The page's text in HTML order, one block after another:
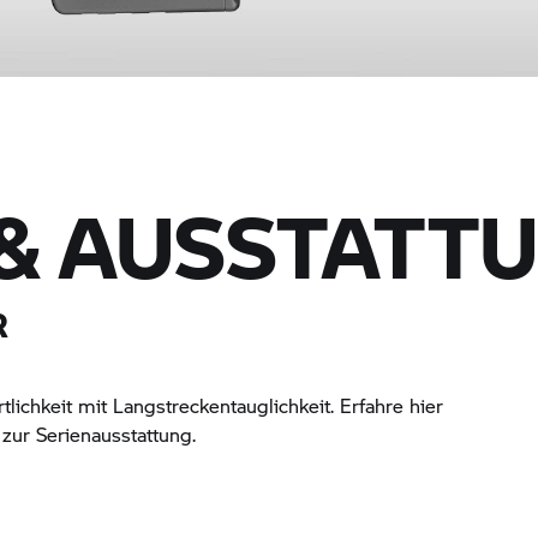
mit Langstreckentauglichkeit. Erfahre hier
Serienausstattung.